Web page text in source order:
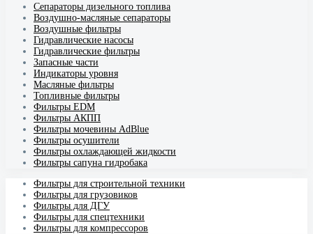
Cепараторы дизельного топлива
Воздушно-масляные сепараторы
Воздушные фильтры
Гидравлические насосы
Гидравлические фильтры
Запасные части
Индикаторы уровня
Масляные фильтры
Топливные фильтры
Фильтры EDM
Фильтры АКПП
Фильтры мочевины AdBlue
Фильтры осушители
Фильтры охлаждающей жидкости
Фильтры сапуна гидробака
Фильтры для строительной техники
Фильтры для грузовиков
Фильтры для ДГУ
Фильтры для спецтехники
Фильтры для компрессоров